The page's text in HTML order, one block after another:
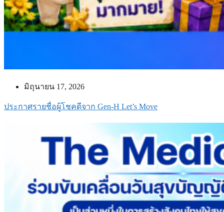
มิถุนายน 17, 2026
ประกาศรายชื่อผู้โชคดีจาก Gen-H Let’s Move